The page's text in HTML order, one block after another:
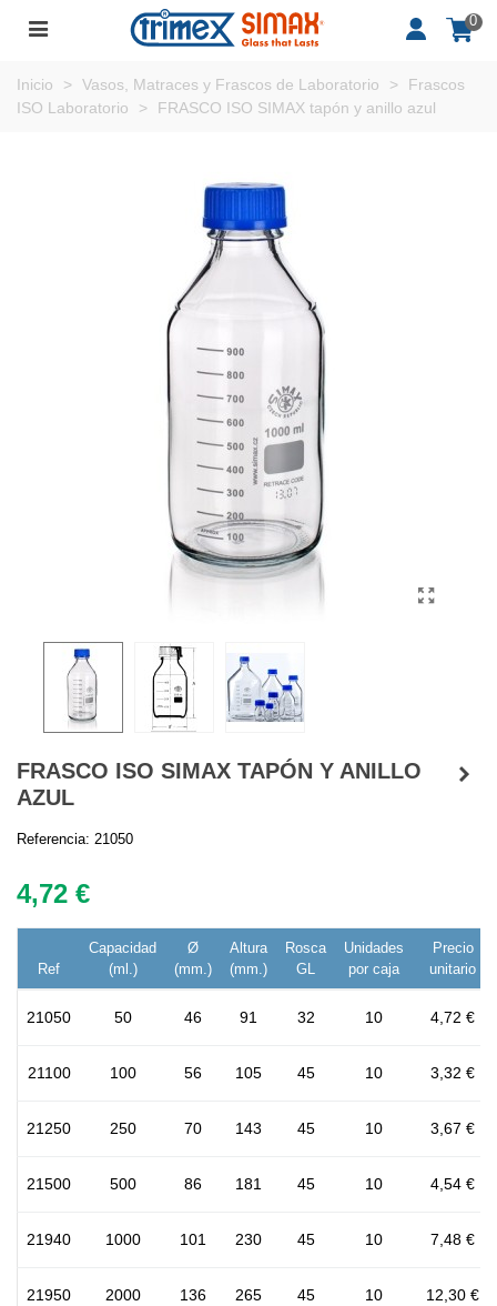
0
Inicio > Vasos, Matraces y Frascos de Laboratorio >
Frascos
ISO Laboratorio
> FRASCO ISO SIMAX tapón y anillo azul
FRASCO ISO SIMAX TAPÓN Y ANILLO
AZUL
Referencia: 21050
4,72 €
Ref
Capacidad
(ml.)
Ø
(mm.)
Altura
(mm.)
Rosca
GL
Unidades
por caja
Precio
unitario
21050 50 46 91 32 10 4,72 €
21100 100 56 105 45 10 3,32 €
21250 250 70 143 45 10 3,67 €
21500 500 86 181 45 10 4,54 €
21940 1000 101 230 45 10 7,48 €
21950 2000 136 265 45 10 12,30 €